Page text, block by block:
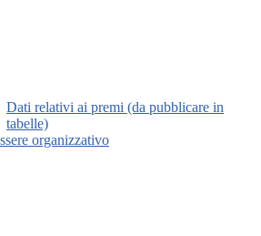
Dati relativi ai premi (da pubblicare in
tabelle)
organizzativo